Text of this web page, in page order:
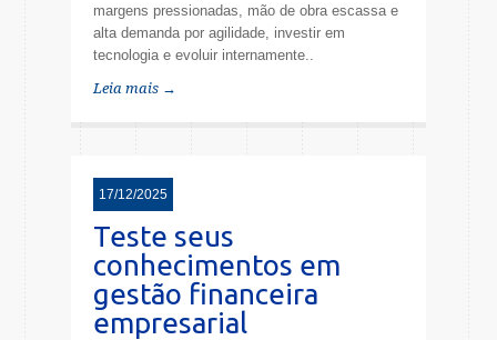
margens pressionadas, mão de obra escassa e
alta demanda por agilidade, investir em
tecnologia e evoluir internamente..
Leia mais →
17/12/2025
Teste seus
conhecimentos em
gestão financeira
empresarial